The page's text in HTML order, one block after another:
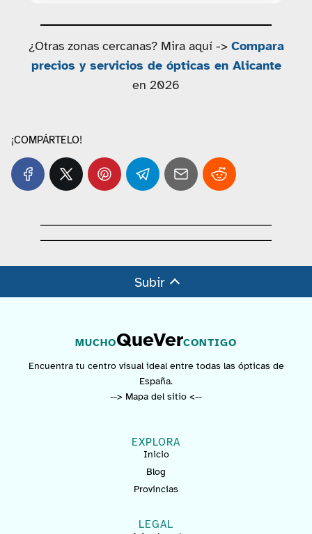
¿Otras zonas cercanas? Mira aquí -> Compara
precios y servicios de ópticas en Alicante
en 2026
¡COMPÁRTELO!
Subir
MUCHOQueVerCONTIGO
Encuentra tu centro visual ideal entre todas las ópticas de
España.
--> Mapa del sitio <--
EXPLORA
Inicio
Blog
Provincias
LEGAL